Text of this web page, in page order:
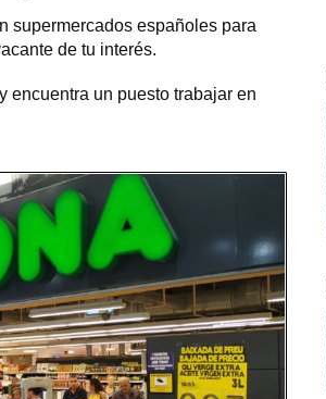
supermercados españoles para
de tu interés.
encuentra un puesto trabajar en